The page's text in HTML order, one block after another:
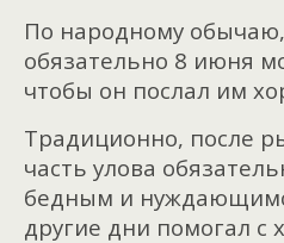
По народному
обязательно 8 июня
чтобы он послал им
Традиционно, после
часть улова
бедным и
другие дни помогал с